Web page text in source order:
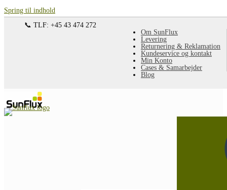
Spring til indhold
Om SunFlux
Levering
Returnering & Reklamation
Kundeservice og kontakt
Min Konto
Cases & Samarbejder
Blog
📞 TLF: +45 43 474 272